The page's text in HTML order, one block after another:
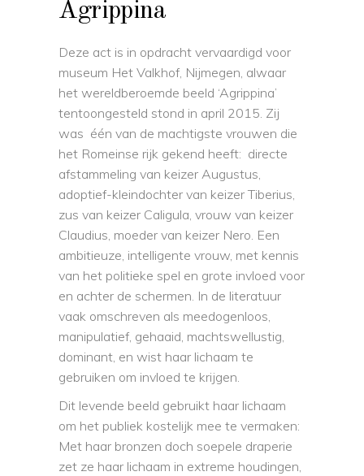
Agrippina
Deze act is in opdracht vervaardigd voor
museum Het Valkhof, Nijmegen, alwaar
het wereldberoemde beeld ‘Agrippina’
tentoongesteld stond in april 2015. Zij
was één van de machtigste vrouwen die
het Romeinse rijk gekend heeft: directe
afstammeling van keizer Augustus,
adoptief-kleindochter van keizer Tiberius,
zus van keizer Caligula, vrouw van keizer
Claudius, moeder van keizer Nero. Een
ambitieuze, intelligente vrouw, met kennis
van het politieke spel en grote invloed voor
en achter de schermen. In de literatuur
vaak omschreven als meedogenloos,
manipulatief, gehaaid, machtswellustig,
dominant, en wist haar lichaam te
gebruiken om invloed te krijgen.
Dit levende beeld gebruikt haar lichaam
om het publiek kostelijk mee te vermaken:
Met haar bronzen doch soepele draperie
zet ze haar lichaam in extreme houdingen,